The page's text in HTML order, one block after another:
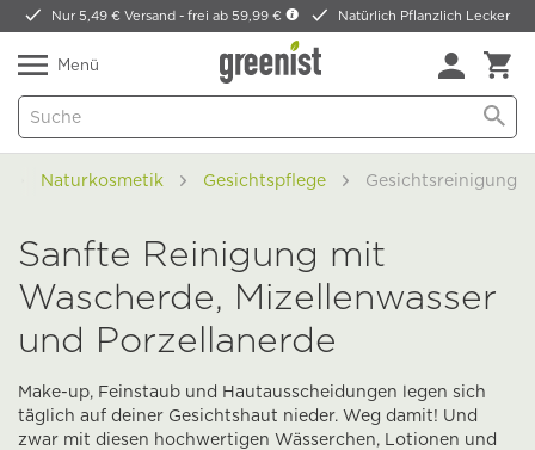
Nur 5,49 € Versand -frei ab 59,99 € Natürlich Pflanzlich Lecker
Menü
Naturkosmetik Gesichtspflege Gesichtsreinigung
Sanfte Reinigung mit
Wascherde, Mizellenwasser
und Porzellanerde
Make-up, Feinstaub und Hautausscheidungen legen sich
täglich auf deiner Gesichtshaut nieder. Weg damit! Und
zwar mit diesen hochwertigen Wässerchen, Lotionen und